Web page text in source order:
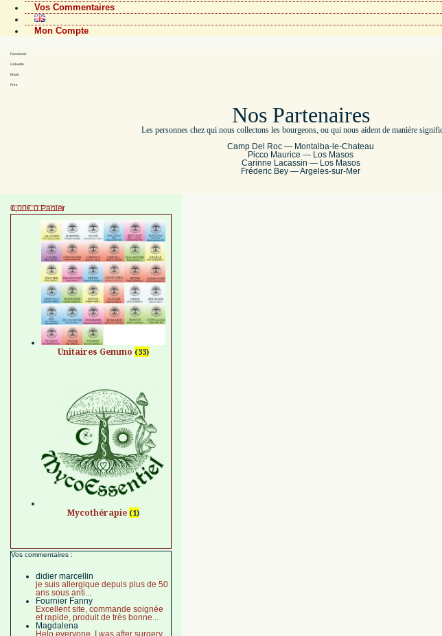
Vos Commentaires
Mon Compte
Facebook
LinkedIn
Email
Print
Nos Partenaires
Les personnes chez qui nous collectons les bourgeons, ou qui nous aident de manière
Camp Del Roc — Montalba-le-Chateau
Picco Maurice — Los Masos
Carinne Lacassin — Los Masos
Fréderic Bey — Argeles-sur-Mer
0,00€ 0 Panier
Unitaires Gemmo (33)
Mycothérapie (1)
Vos commentaires :
didier marcellin
je suis allergique depuis plus de 50
ans sous anti...
Fournier Fanny
Excellent site, commande soignée
et rapide, produit de très bonne...
Magdalena
Helo everyone. I was after surgery